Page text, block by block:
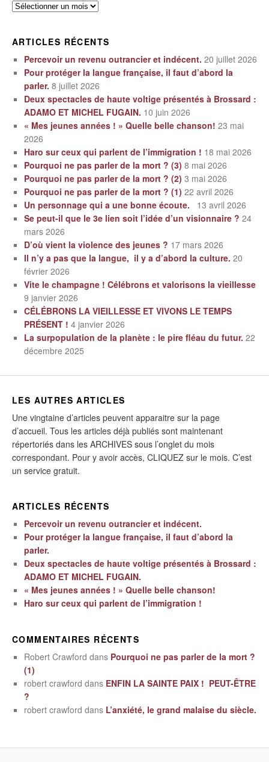
Archives
ARTICLES RÉCENTS
Percevoir un revenu outrancier et indécent. 20 juillet 2026
Pour protéger la langue française, il faut d’abord la
parler. 8 juillet 2026
Deux spectacles de haute voltige présentés à Brossard :
ADAMO ET MICHEL FUGAIN. 10 juin 2026
« Mes jeunes années ! » Quelle belle chanson! 23 mai
2026
Haro sur ceux qui parlent de l’immigration ! 18 mai 2026
Pourquoi ne pas parler de la mort ? (3) 8 mai 2026
Pourquoi ne pas parler de la mort ? (2) 3 mai 2026
Pourquoi ne pas parler de la mort ? (1) 22 avril 2026
Un personnage qui a une bonne écoute.
13 avril 2026
Se peut-il que le 3e lien soit l’idée d’un visionnaire ? 24
mars 2026
D’où vient la violence des jeunes ? 17 mars 2026
Il n’y a pas que la langue, il y a d’abord la culture. 20
février 2026
Vite le champagne ! Célébrons et valorisons la vieillesse
9 janvier 2026
CÉLÉBRONS LA VIEILLESSE ET VIVONS LE TEMPS
PRÉSENT ! 4 janvier 2026
La surpopulation de la planète : le pire fléau du futur. 22
décembre 2025
LES AUTRES ARTICLES
Une vingtaine d’articles peuvent apparaitre sur la page
d’accueil. Tous les articles déjà publiés sont maintenant
répertoriés dans les ARCHIVES sous l’onglet du mois
correspondant. Pour y avoir accès, CLIQUEZ sur le mois. C’est
un service gratuit.
ARTICLES RÉCENTS
Percevoir un revenu outrancier et indécent.
Pour protéger la langue française, il faut d’abord la
parler.
Deux spectacles de haute voltige présentés à Brossard :
ADAMO ET MICHEL FUGAIN.
« Mes jeunes années ! » Quelle belle chanson!
Haro sur ceux qui parlent de l’immigration !
COMMENTAIRES RÉCENTS
Robert Crawford dans Pourquoi ne pas parler de la mort ?
(1)
robert crawford dans ENFIN LA SAINTE PAIX ! PEUT-ÊTRE
?
robert crawford dans L’anxiété, le grand malaise du siècle.